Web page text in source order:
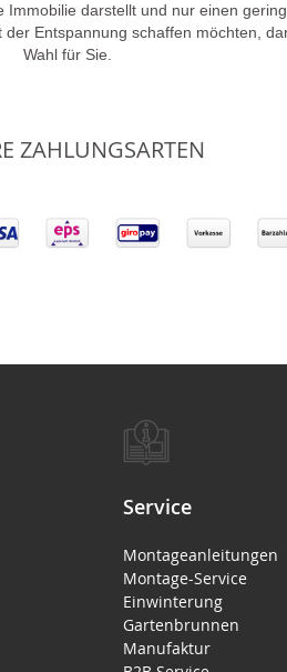
darstellt und nur einen
Entspannung schaffen möchten,
Wahl für Sie.
ZAHLUNGSARTEN
Service
Montageanleitungen
Montage-Service
Einwinterung
Gartenbrunnen
Manufaktur